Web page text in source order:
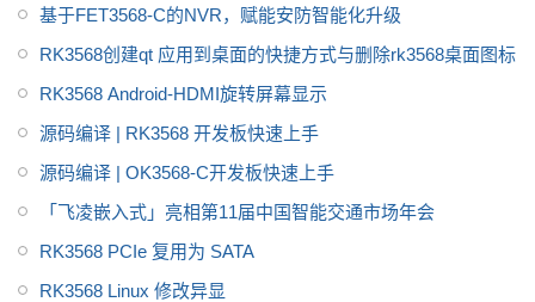
基于FET3568-C的NVR，赋能安防智能化升级
RK3568创建qt 应用到桌面的快捷方式与删除rk3568桌面图标
RK3568 Android-HDMI旋转屏幕显示
源码编译 | RK3568 开发板快速上手
源码编译 | OK3568-C开发板快速上手
「飞凌嵌入式」亮相第11届中国智能交通市场年会
RK3568 PCIe 复用为 SATA
RK3568 Linux 修改异显